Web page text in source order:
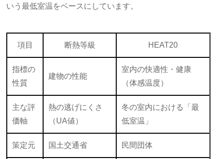
いう最低室温をベースにしています。
項目 断熱等級 HEAT20
指標の
性質
建物の性能
室内の快適性・健康
（体感温度）
主な評
価軸
熱の逃げにくさ
（UA値）
冬の室内における「最
低室温」
策定元 国土交通省 民間団体